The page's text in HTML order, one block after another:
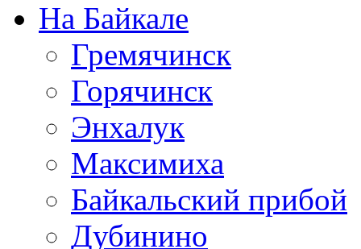
На Байкале
Гремячинск
Горячинск
Энхалук
Максимиха
Байкальский прибой
Дубинино